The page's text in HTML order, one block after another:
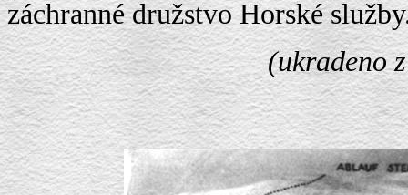
záchranné družstvo Horské